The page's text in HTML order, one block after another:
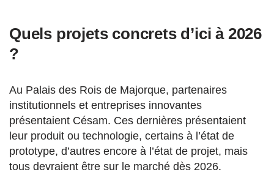
Quels projets concrets d’ici à 2026
?
Au Palais des Rois de Majorque, partenaires
institutionnels et entreprises innovantes
présentaient Césam. Ces dernières présentaient
leur produit ou technologie, certains à l’état de
prototype, d’autres encore à l’état de projet, mais
tous devraient être sur le marché dès 2026.